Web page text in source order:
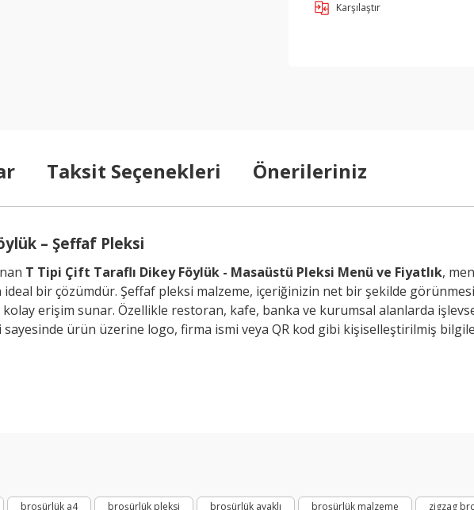
Karşılaştır
Taksit Seçenekleri Önerileriniz
– Şeffaf Pleksi
T Tipi Çift Taraflı Dikey Föylük - Masaüstü Pleksi Menü ve Fiyatlık,
bir çözümdür. Şeffaf pleksi malzeme, içeriğinizin net bir şekilde
kolay erişim sunar. Özellikle restoran, kafe, banka ve kurumsal alanlarda
sayesinde ürün üzerine logo, firma ismi veya QR kod gibi kişiselleştirilmiş
fiyat listesi veya broşürler pratik şekilde yenilenebilir.
Yorum Yaz
broşürlük a4 broşürlük pleksi broşürlük ayaklı broşürlük malzeme zigzag